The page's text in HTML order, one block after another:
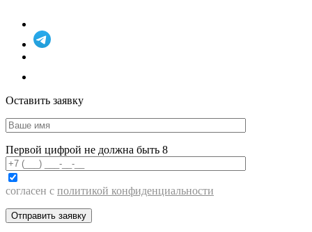
Оставить заявку
Первой цифрой не должна быть 8
согласен с политикой конфиденциальности